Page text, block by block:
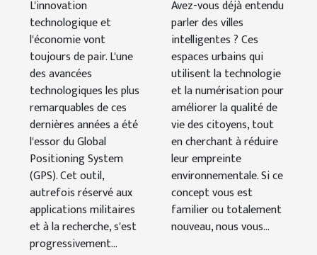
GPS
influence
l'économie
automobile
L'innovation
technologique et
l'économie vont
toujours de pair. L'une
des avancées
technologiques les plus
remarquables de ces
dernières années a été
l'essor du Global
Positioning System
(GPS). Cet outil,
autrefois réservé aux
applications militaires
et à la recherche, s'est
progressivement...
pour un
avenir plus
vert ?
Avez-vous déjà entendu
parler des villes
intelligentes ? Ces
espaces urbains qui
utilisent la technologie
et la numérisation pour
améliorer la qualité de
vie des citoyens, tout
en cherchant à réduire
leur empreinte
environnementale. Si ce
concept vous est
familier ou totalement
nouveau, nous vous...